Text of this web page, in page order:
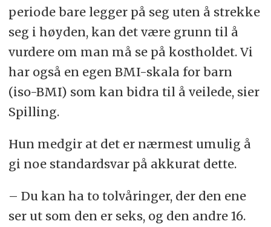
periode bare legger på seg uten å strekke
seg i høyden, kan det være grunn til å
vurdere om man må se på kostholdet. Vi
har også en egen BMI-skala for barn
(iso-BMI) som kan bidra til å veilede, sier
Spilling.
Hun medgir at det er nærmest umulig å
gi noe standardsvar på akkurat dette.
– Du kan ha to tolvåringer, der den ene
ser ut som den er seks, og den andre 16.